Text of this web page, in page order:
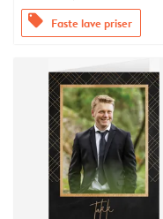
offers Faste lave priser